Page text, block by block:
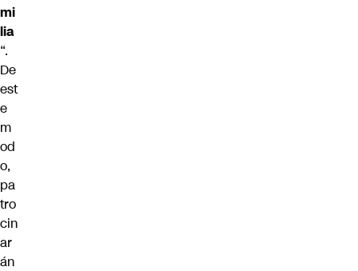
mi
lia
“.
De
est
e
m
od
o,
pa
tro
cin
ar
án